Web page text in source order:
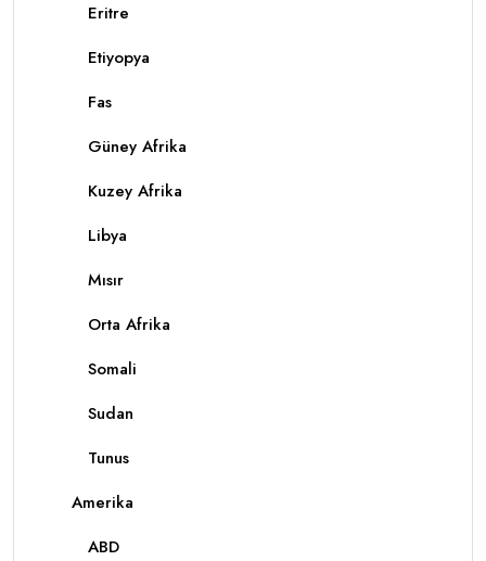
Eritre
Etiyopya
Fas
Güney Afrika
Kuzey Afrika
Libya
Mısır
Orta Afrika
Somali
Sudan
Tunus
Amerika
ABD